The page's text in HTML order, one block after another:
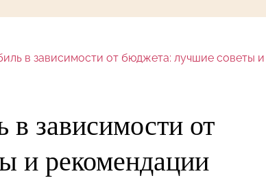
Марки,
и выберите идеальный
из автомобильного мира,
в зависимости от бюджета: лучшие советы
в зависимости от
и рекомендации